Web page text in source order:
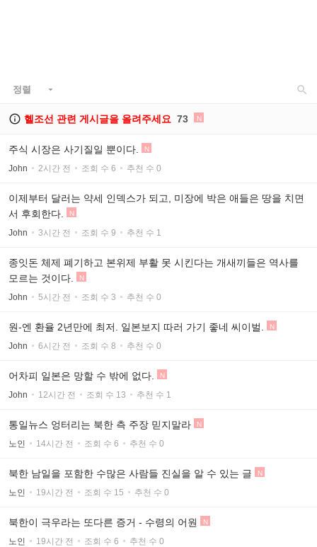
정렬  
 헬조선 관련 게시글을 올려주세요 73 N
주식 시장은 사기질일 뿐이다. N
John 2시간 전 조회 수 6 추천 수 0
이제부터 달러는 약세 인덱스가 되고, 미장에 박은 애들은 땅을 치면
서 후회한다.
N
John 3시간 전 조회 수 9 추천 수 1
종잇돈 체제 폐기하고 본위제 부활 못 시킨다는 개새끼들은 역사를
모르는 것이다.
N
John 5시간 전 조회 수 3 추천 수 0
원-엔 환율 2년만에 최저. 일본보지 따러 가기 좋네 씨이벌. N
John 6시간 전 조회 수 8 추천 수 0
어차피 일본은 망할 수 밖에 없다. N
John 12시간 전 조회 수 13 추천 수 1
통일뉴스 엉터리는 북한 측 주장 믿지말라 N
노인 14시간 전 조회 수 6 추천 수 0
북한 남일을 포함한 수많은 사람들 진실을 알 수 있는 글 N
노인 19시간 전 조회 수 15 추천 수 0
북한이 극우라는 또다른 증거 - 수령의 어원 N
노인 19시간 전 조회 수 6 추천 수 0